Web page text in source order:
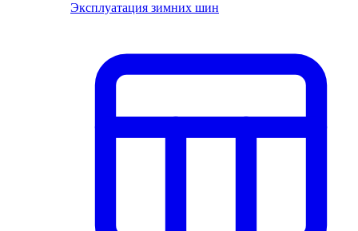
Эксплуатация зимних шин